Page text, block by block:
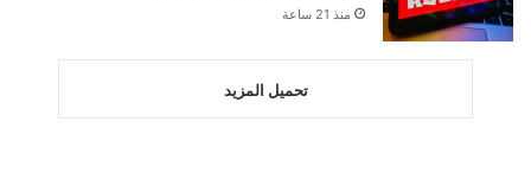
منذ 21 ساعة
تحميل المزيد